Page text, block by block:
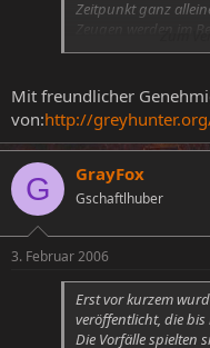
Zeitpunkt ganz
Zeugen werden im
Mann an Bord des
ihm Haar-, Blut-,
wurden. Die
[große Köpfe und
Bord des UFOs
also nicht sagen, wie
gedauert hatte. Am
er sich unweit einer
dort aus die Polizei,
Mit freundlicher
von:http://
G GrayFox
Gschaftlhuber
3. Februar 2006
Erst vor kurzem
veröffentlicht, die
Die Vorfälle spielten